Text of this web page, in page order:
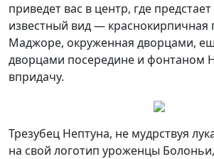
приведет вас в центр, где
известный вид — краснокирпичная
Маджоре, окруженная дворцами,
дворцами посередине и фонтаном
впридачу.
Трезубец Нептуна, не мудрствуя
на свой логотип уроженцы